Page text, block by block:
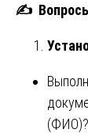
✍️
(ФИО)?